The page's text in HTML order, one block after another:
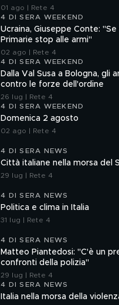
01 ago | Rete 4
4 DI SERA WEEKEND
Ucraina, Giuseppe Conte: "Se
Primarie stop alle armi"
02 ago | Rete 4
4 DI SERA WEEKEND
Dalla Val Susa a Bologna, gli
contro le forze dell'ordine
26 lug | Rete 4
4 DI SERA WEEKEND
Domenica 2 agosto
02 ago | Rete 4
4 DI SERA NEWS
Città italiane nella morsa del
29 lug | Rete 4
4 DI SERA NEWS
Politica e clima in Italia
31 lug | Rete 4
4 DI SERA NEWS
Matteo Piantedosi: "C'è un
confronti della polizia"
29 lug | Rete 4
4 DI SERA NEWS
Italia nella morsa della